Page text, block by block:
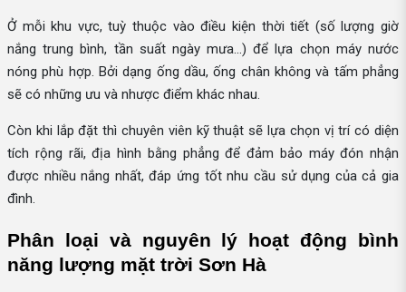
Ở mỗi khu vực, tuỳ thuộc vào điều kiện thời tiết (số lượng giờ
nắng trung bình, tần suất ngày mưa...) để lựa chọn máy nước
nóng phù hợp. Bởi dạng ống dầu, ống chân không và tấm phẳng
sẽ có những ưu và nhược điểm khác nhau.
Còn khi lắp đặt thì chuyên viên kỹ thuật sẽ lựa chọn vị trí có diện
tích rộng rãi, địa hình bằng phẳng để đảm bảo máy đón nhận
được nhiều nắng nhất, đáp ứng tốt nhu cầu sử dụng của cả gia
đình.
Phân loại và nguyên lý hoạt động bình
năng lượng mặt trời Sơn Hà